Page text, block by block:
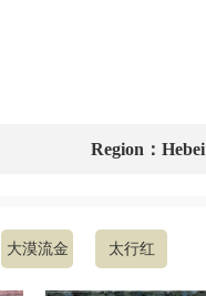
Region：Hebei
大漠流金 太行红